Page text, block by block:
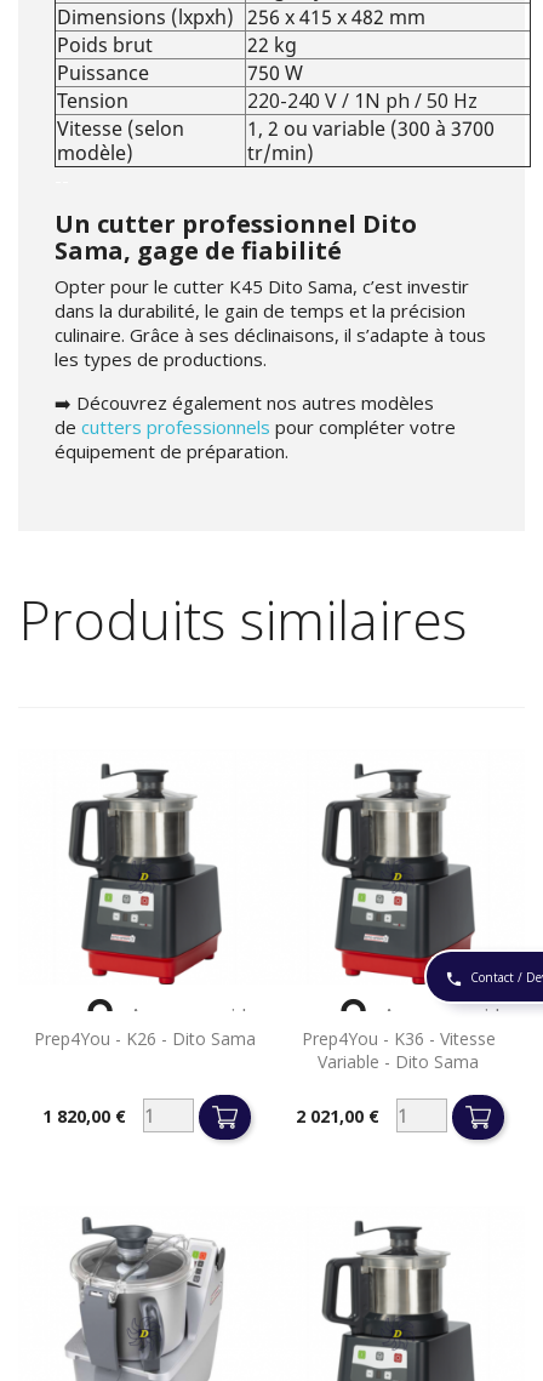
phone Contact /
Dimensions (lxpxh) 256 x 415 x 482 mm
Poids brut
22 kg
Puissance
750 W
Tension
220-240 V / 1N ph / 50 Hz
Vitesse (selon
modèle)
1, 2 ou variable (300 à 3700
tr/min)
Un cutter professionnel Dito
Sama, gage de fiabilité
Opter pour le cutter K45 Dito Sama, c’est investir
dans la durabilité, le gain de temps et la précision
culinaire. Grâce à ses déclinaisons, il s’adapte à tous
les types de productions.
➡️ Découvrez également nos autres modèles
de cutters professionnels pour compléter votre
équipement de préparation.
Produits similaires
Prep4You - K26 - Dito Sama
Prix1 820,00 €
 Aperçu rapide
Prep4You - K36 - Vitesse
Variable - Dito Sama
Prix2 021,00 €
 Aperçu rapide